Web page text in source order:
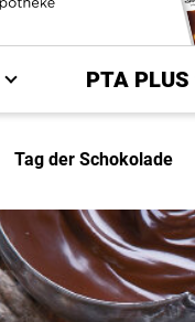
PTA PLUS
Tag der Schokolade